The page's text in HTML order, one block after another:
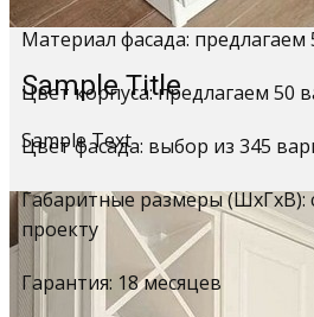
Sample Title
Sample Text
Материал фасада: предлагаем
Цвет корпуса: предлагаем 50
Цвет фасада: выбор из 345
Габаритные размеры (ШхГхВ):
проекту
Гарантия: 18 месяцев